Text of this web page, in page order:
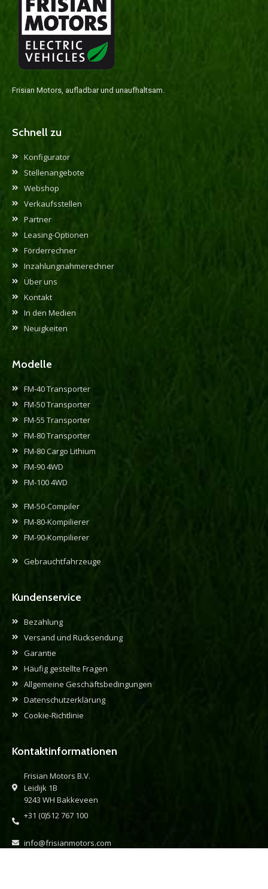
Frisian Motors, aufladbar und unaufhaltsam.
Schnell zu
Konfigurator
Stellenangebote
Webshop
Verkaufsstellen
Partner
Leasing-Optionen
Förderrechner
Inzahlungnahmerechner
Über uns
Kontakt
In den Medien
Neuigkeiten
Modelle
FM-40 Transporter
FM-50 Transporter
FM-55 Transporter
FM-80 Transporter
FM-80 Cargo Lithium
FM-90 4WD
FM-100 4WD
FM-50-Compiler
FM-80-Kompilierer
FM-90-Kompilierer
Gebrauchtfahrzeuge
Kundenservice
Bezahlung
Versand und Rücksendung
Garantie
Häufig gestellte Fragen
Allgemeine Geschäftsbedingungen
Datenschutzerklärung
Cookie-Richtlinie
Kontaktinformationen
Frisian Motors B.V.
Leidijk 1B
9243 WH Bakkeveen
+31 (0)512 767 100
info@frisianmotors.com